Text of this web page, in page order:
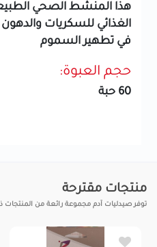
هذا المنشط الصحي
الغذائي للسكريات
في تطهير السموم
حجم العبوة:
60 حبة
منتجات مقترحة
توفر صيدليات آدم مجموعة رائعة من المنتجات